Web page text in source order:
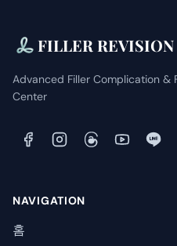
FILLER REVISION
Advanced Filler Complication &
Center
NAVIGATION
홈